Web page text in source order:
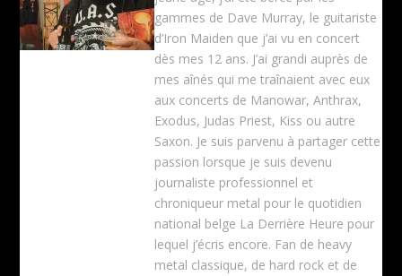
gammes de Dave Murray, le guitariste
d’Iron Maiden que j’ai vu en concert
dès mes 12 ans. J’ai grandi auprès de
mes aînés qui me traînaient avec eux
aux concerts de Manowar, Anthrax,
Exodus, Judas Priest, Kiss ou autre
Saxon. Je suis parvenu à partager cette
passion lorsque je suis devenu
journaliste professionnel et
chroniqueur metal pour le quotidien
national belge La Derrière Heure pour
lequel j’écris encore. Fan de heavy
metal classique, de hard rock et de